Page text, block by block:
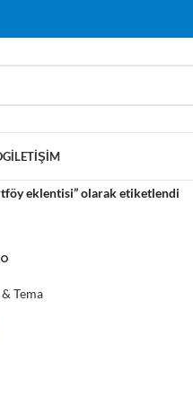
İLETIŞIM
eklentisi” olarak etiketlendi
Tema